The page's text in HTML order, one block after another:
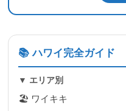
📚 ハワイ完全ガイド
▼ エリア別
🏖 ワイキキ